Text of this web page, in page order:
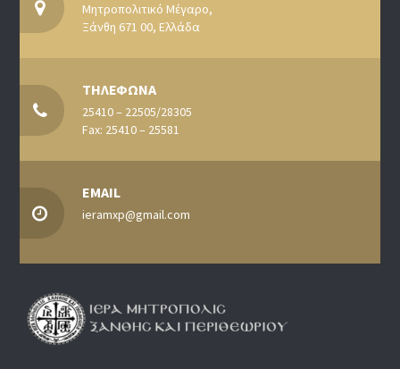
Μητροπολιτικό Μέγαρο,
Ξάνθη 671 00, Ελλάδα
ΤΗΛΕΦΩΝΑ
25410 – 22505/28305
Fax: 25410 – 25581
EMAIL
ieramxp@gmail.com